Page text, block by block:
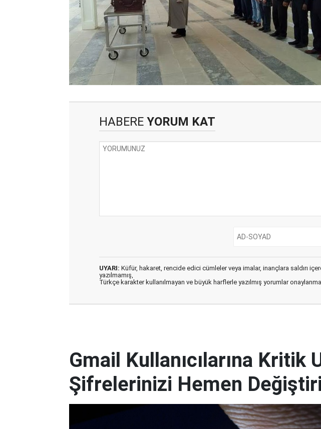
HABERE YORUM KAT
UYARI: Küfür, hakaret, rencide edici cümleler veya imalar, inançlara saldırı
yazılmamış,
Türkçe karakter kullanılmayan ve büyük harflerle yazılmış yorumlar
Gmail Kullanıcılarına Kritik
Şifrelerinizi Hemen